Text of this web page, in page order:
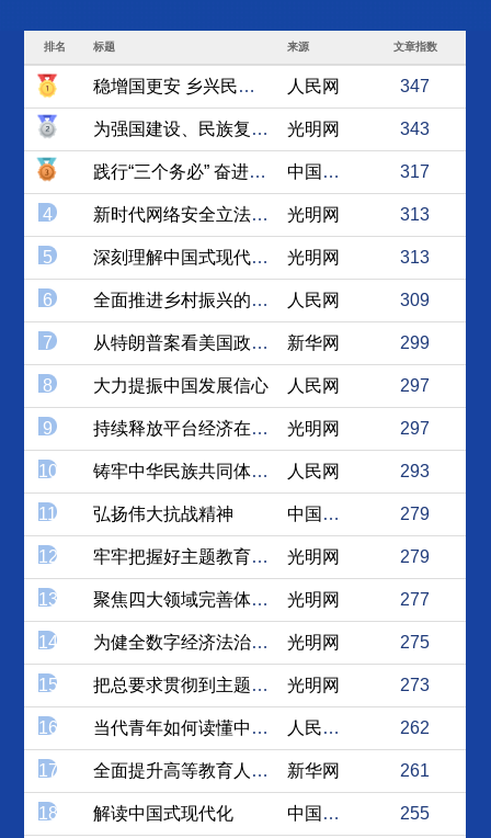
排名 标题 来源 文章指数
稳增国更安 乡兴民更富 人民网 347
为强国建设、民族复兴凝心铸魂 光明网 343
践行“三个务必” 奋进新征程 中国社会科学网 317
4 新时代网络安全立法彰显了中... 光明网 313
5 深刻理解中国式现代化是物质... 光明网 313
6 全面推进乡村振兴的价值意蕴... 人民网 309
7 从特朗普案看美国政治极化的... 新华网 299
8 大力提振中国发展信心 人民网 297
9 持续释放平台经济在新时期的... 光明网 297
10 铸牢中华民族共同体意识 人民网 293
11 弘扬伟大抗战精神 中国社会科学网 279
12 牢牢把握好主题教育的总要求 光明网 279
13 聚焦四大领域完善体制机制，... 光明网 277
14 为健全数字经济法治规则谋篇... 光明网 275
15 把总要求贯彻到主题教育全过程 光明网 273
16 当代青年如何读懂中国、读懂... 人民论坛网 262
17 全面提升高等教育人才培养质量 新华网 261
18 解读中国式现代化 中国社会科学网 255